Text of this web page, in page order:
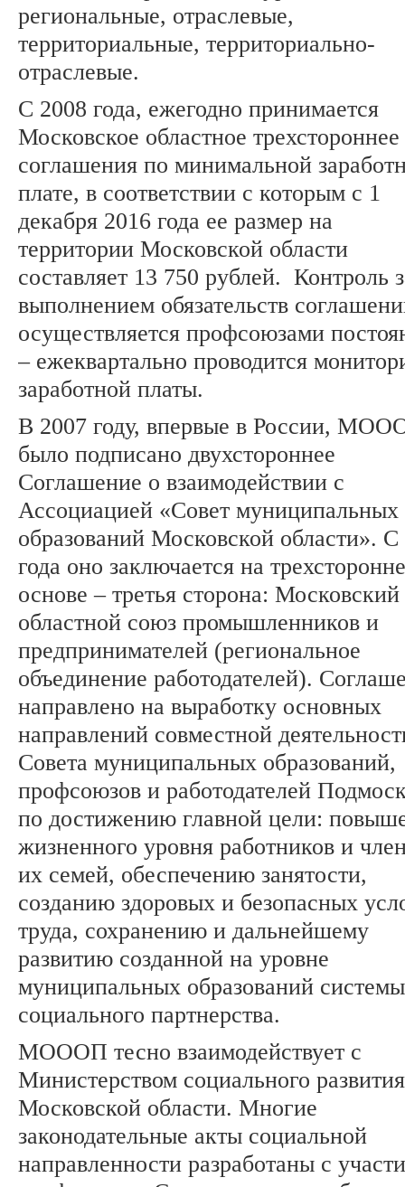
региональные, отраслевые,
территориальные, территориально-
отраслевые.
С 2008 года, ежегодно принимается
Московское областное трехстороннее
соглашения по минимальной
плате, в соответствии с которым с 1
декабря 2016 года ее размер на
территории Московской области
составляет 13 750 рублей. Контроль
выполнением обязательств
осуществляется профсоюзами
– ежеквартально проводится
заработной платы.
В 2007 году, впервые в России,
было подписано двухстороннее
Соглашение о взаимодействии с
Ассоциацией «Совет муниципальных
образований Московской области». С
года оно заключается на
основе – третья сторона: Московский
областной союз промышленников и
предпринимателей (региональное
объединение работодателей).
направлено на выработку основных
направлений совместной
Совета муниципальных образований,
профсоюзов и работодателей
по достижению главной цели:
жизненного уровня работников и
их семей, обеспечению занятости,
созданию здоровых и безопасных
труда, сохранению и дальнейшему
развитию созданной на уровне
муниципальных образований системы
социального партнерства.
МОООП тесно взаимодействует с
Министерством социального развития
Московской области. Многие
законодательные акты социальной
направленности разработаны с